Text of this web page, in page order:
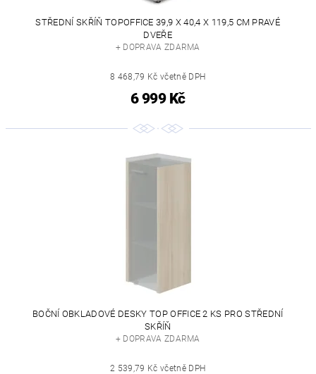
STŘEDNÍ SKŘÍŇ TOPOFFICE 39,9 X 40,4 X 119,5 CM PRAVÉ
DVEŘE
+ DOPRAVA ZDARMA
8 468,79 Kč včetně DPH
6 999 Kč
BOČNÍ OBKLADOVÉ DESKY TOP OFFICE 2 KS PRO STŘEDNÍ
SKŘÍŇ
+ DOPRAVA ZDARMA
2 539,79 Kč včetně DPH